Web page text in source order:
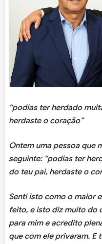
“podias ter herdado
herdaste o coração”
Ontem uma pessoa que
seguinte: “podias ter
do teu pai, herdaste o
Senti isto como o maior
feito, e isto diz muito do
para mim e acredito
que com ele privaram. E